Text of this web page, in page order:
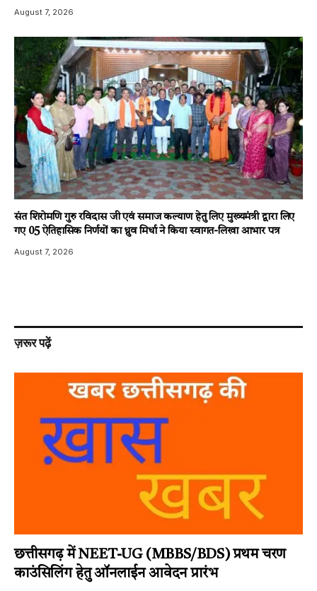
August 7, 2026
संत शिरोमणि गुरु रविदास जी एवं समाज कल्याण हेतु लिए मुख्यमंत्री द्वारा लिए
गए 05 ऐतिहासिक निर्णयों का ध्रुव मिर्धा ने किया स्वागत-लिखा आभार पत्र
August 7, 2026
ज़रूर पढ़ें
छत्तीसगढ़ में NEET-UG (MBBS/BDS) प्रथम चरण
काउंसिलिंग हेतु ऑनलाईन आवेदन प्रारंभ